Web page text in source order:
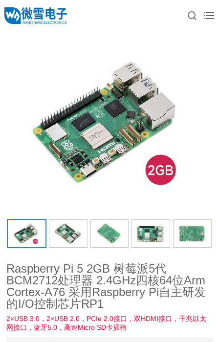
Raspberry Pi 5 2GB 树莓派5代
BCM2712处理器 2.4GHz四核64位Arm
Cortex-A76 采用Raspberry Pi自主研发
的I/O控制芯片RP1
2×USB 3.0，2×USB 2.0，PCIe 2.0接口，双HDMI接口，千兆以太
网接口，蓝牙5.0，高速Micro SD卡插槽